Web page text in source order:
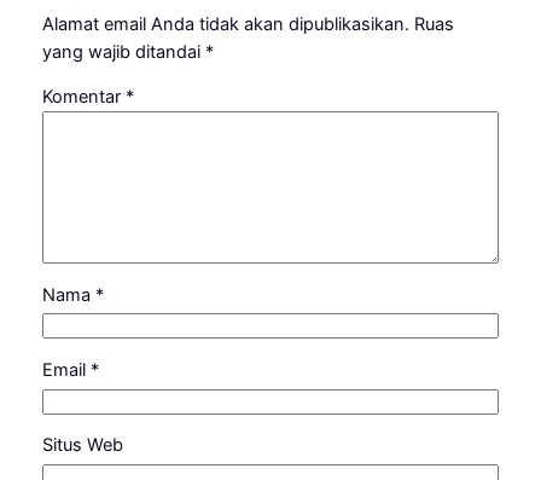
Alamat email Anda tidak akan dipublikasikan. Ruas
yang wajib ditandai *
Komentar *
Nama *
Email *
Situs Web